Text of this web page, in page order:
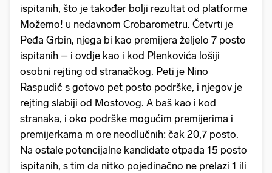
ispitanih, što je također bolji rezultat od platforme
Možemo! u nedavnom Crobarometru. Četvrti je
Peđa Grbin, njega bi kao premijera željelo 7 posto
ispitanih – i ovdje kao i kod Plenkovića lošiji
osobni rejting od stranačkog. Peti je Nino
Raspudić s gotovo pet posto podrške, i njegov je
rejting slabiji od Mostovog. A baš kao i kod
stranaka, i oko podrške mogućim premijerima i
premijerkama m ore neodlučnih: čak 20,7 posto.
Na ostale potencijalne kandidate otpada 15 posto
ispitanih, s tim da nitko pojedinačno ne prelazi 1 ili